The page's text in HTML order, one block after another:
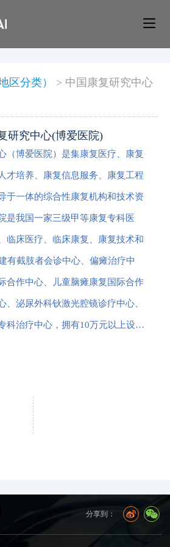
区分类） > 中国康复研究中心
研究中心(博爱医院)
（博爱医院）是集康复医疗、康复
才培养、康复信息服务、康复工程
于一体的综合性康复机构和技术资
是我国一家三级甲等康复专科医
临床医疗、临床康复、康复技术和
有截肢者会诊中心、偏瘫治疗中
合作中心、儿童脑瘫康复国际合作
、泌尿外科钬激光腔镜诊疗中心、
科治疗中心，拥有10万元以上设…
分享到：